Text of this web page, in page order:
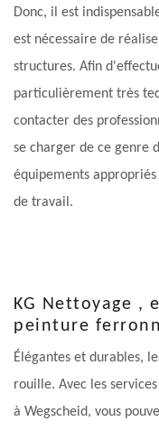
Donc, il est
est nécessaire de
structures. Afin
particulièrement très
contacter des
se charger de ce genre
équipements
de travail.
KG Nettoyage ,
peinture
Élégantes et durables,
rouille. Avec les
à Wegscheid, vous